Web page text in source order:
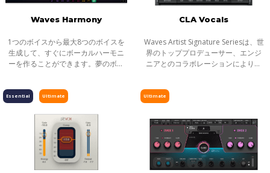
Waves Harmony
1つのボイスから最大8つのボイスを
生成して、すぐにボーカルハーモニ
ーを作ることができます。夢のボー
を簡単にカスタマイズできます。ピ
CLA Vocals
Waves Artist Signature Seriesは、世
界のトッププロデューサー、エンジ
ニアとのコラボレーションにより生
グインは、アーティストの個性的な
Ultimate
Essential Ultimate